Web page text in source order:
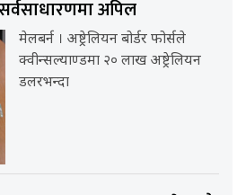
अपिल
मेलबर्न । अष्ट्रेलियन बोर्डर फोर्सले
क्वीन्सल्याण्डमा २० लाख अष्ट्रेलियन
डलरभन्दा